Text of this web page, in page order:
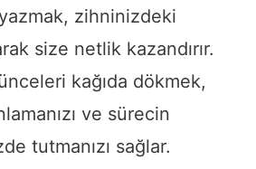
zihninizdeki
size netlik kazandırır.
kağıda dökmek,
ve sürecin
tutmanızı sağlar.